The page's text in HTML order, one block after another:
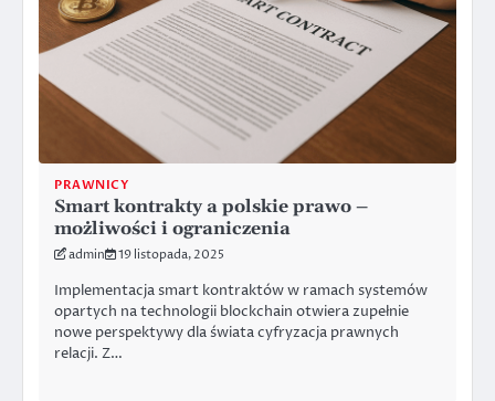
PRAWNICY
Smart kontrakty a polskie prawo –
możliwości i ograniczenia
admin 19 listopada, 2025
Implementacja smart kontraktów w ramach systemów
opartych na technologii blockchain otwiera zupełnie
nowe perspektywy dla świata cyfryzacja prawnych
relacji. Z…